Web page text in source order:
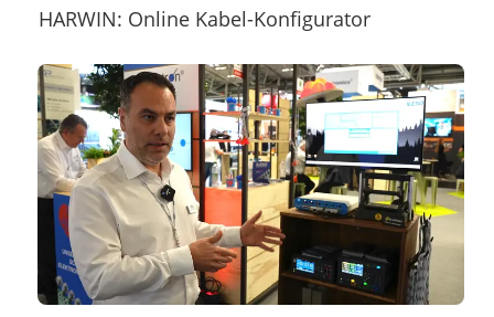
HARWIN: Online Kabel-Konfigurator